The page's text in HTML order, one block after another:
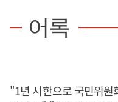
어록
"1년 시한으로 국민위원